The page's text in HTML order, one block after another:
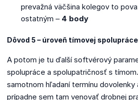
prevažná väčšina kolegov to
ostatným – 4 body
Dôvod 5 – úroveň tímovej spolupráce
A potom je tu ďalší softvérový
spolupráce a spolupatričnosť s
samotnom hľadaní termínu
prípadne sem tam venovať drobnej